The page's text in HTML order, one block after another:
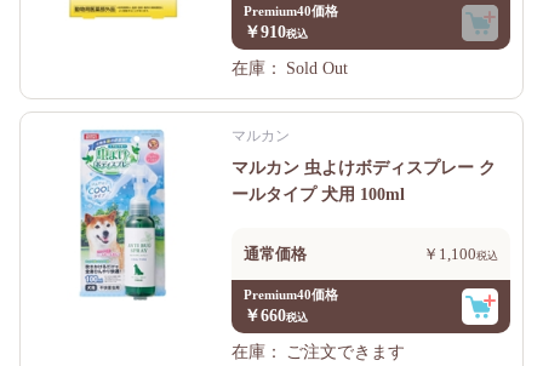
Premium40価格
￥910
在庫：
Sold Out
マルカン
マルカン 虫よけボディスプレー ク
ールタイプ 犬用 100ml
通常価格 ￥1,100
Premium40価格
￥660
在庫：
ご注文できます